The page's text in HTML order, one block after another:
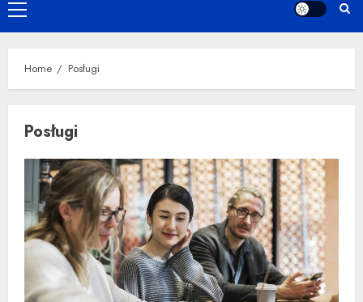
Primary
Menu
Home Posługi
Posługi